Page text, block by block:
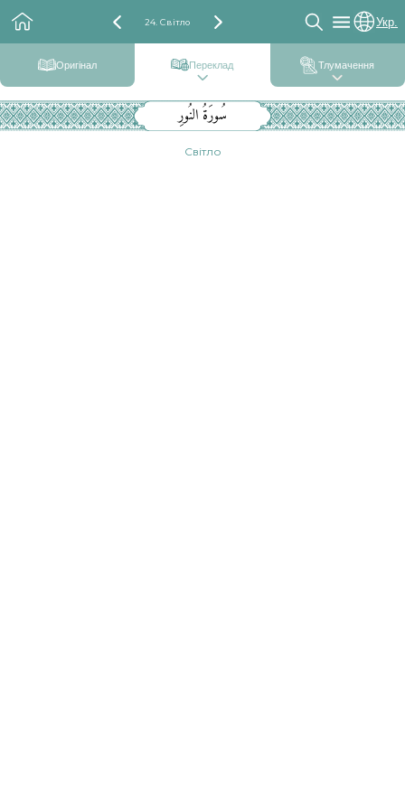
24. Світло Укр.
Оригінал Переклад Тлумачення
سُورَةُ النُورِ
Світло